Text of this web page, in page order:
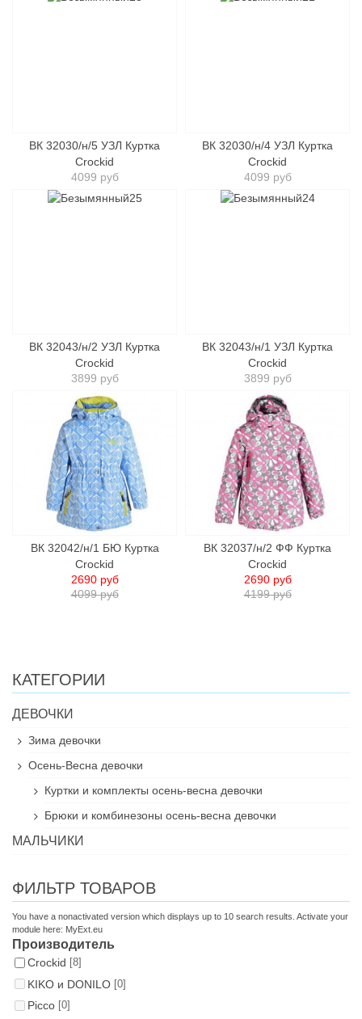
ВК 32030/н/5 УЗЛ Куртка
Crockid
4099 руб
ВК 32030/н/4 УЗЛ Куртка
Crockid
4099 руб
ВК 32043/н/2 УЗЛ Куртка
Crockid
3899 руб
ВК 32043/н/1 УЗЛ Куртка
Crockid
3899 руб
ВК 32042/н/1 БЮ Куртка
Crockid
4099 руб
2690 руб
ВК 32037/н/2 ФФ Куртка
Crockid
4199 руб
2690 руб
КАТЕГОРИИ
ДЕВОЧКИ
Зима девочки
Осень-Весна девочки
Куртки и комплекты осень-весна девочки
Брюки и комбинезоны осень-весна девочки
МАЛЬЧИКИ
ФИЛЬТР ТОВАРОВ
You have a nonactivated version which displays up to 10 search results. Activate your
module here: MyExt.eu
Производитель
Croсkid [8]
KIKO и DONILO [0]
Picco [0]